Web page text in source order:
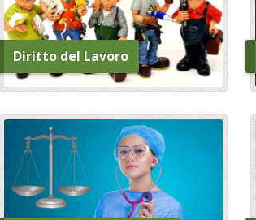
Diritto del Lavoro